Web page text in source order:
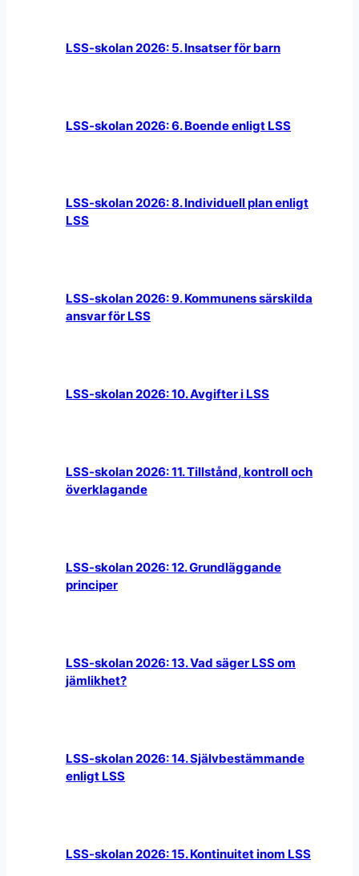
LSS-skolan 2026: 5. Insatser för barn
LSS-skolan 2026: 6. Boende enligt LSS
LSS-skolan 2026: 8. Individuell plan enligt
LSS
LSS-skolan 2026: 9. Kommunens särskilda
ansvar för LSS
LSS-skolan 2026: 10. Avgifter i LSS
LSS-skolan 2026: 11. Tillstånd, kontroll och
överklagande
LSS-skolan 2026: 12. Grundläggande
principer
LSS-skolan 2026: 13. Vad säger LSS om
jämlikhet?
LSS-skolan 2026: 14. Självbestämmande
enligt LSS
LSS-skolan 2026: 15. Kontinuitet inom LSS